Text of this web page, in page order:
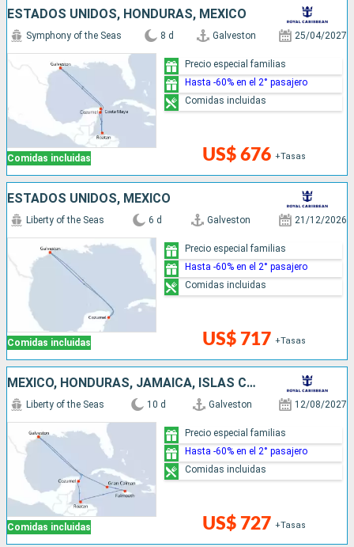
ESTADOS UNIDOS, HONDURAS, MÉXICO
Comidas incluidas
Symphony of the Seas 8 d Galveston 25/04/2027
US$ 676 +Tasas
Precio especial familias
Hasta -60% en el 2° pasajero
Comidas incluidas
ESTADOS UNIDOS, MÉXICO
Comidas incluidas
Liberty of the Seas 6 d Galveston 21/12/2026
US$ 717 +Tasas
Precio especial familias
Hasta -60% en el 2° pasajero
Comidas incluidas
MÉXICO, HONDURAS, JAMAICA, ISLAS CAIMÁN, ESTADOS UNIDOS
Comidas incluidas
Liberty of the Seas 10 d Galveston 12/08/2027
US$ 727 +Tasas
Precio especial familias
Hasta -60% en el 2° pasajero
Comidas incluidas